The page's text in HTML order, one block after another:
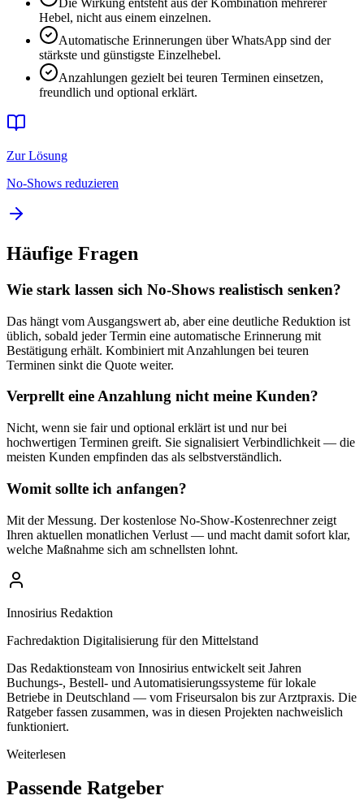
Die Wirkung entsteht aus der Kombination mehrerer
Hebel, nicht aus einem einzelnen.
Automatische Erinnerungen über WhatsApp sind der
stärkste und günstigste Einzelhebel.
Anzahlungen gezielt bei teuren Terminen einsetzen,
freundlich und optional erklärt.
Zur Lösung
No-Shows reduzieren
Häufige Fragen
Wie stark lassen sich No-Shows realistisch senken?
Das hängt vom Ausgangswert ab, aber eine deutliche Reduktion ist
üblich, sobald jeder Termin eine automatische Erinnerung mit
Bestätigung erhält. Kombiniert mit Anzahlungen bei teuren
Terminen sinkt die Quote weiter.
Verprellt eine Anzahlung nicht meine Kunden?
Nicht, wenn sie fair und optional erklärt ist und nur bei
hochwertigen Terminen greift. Sie signalisiert Verbindlichkeit — die
meisten Kunden empfinden das als selbstverständlich.
Womit sollte ich anfangen?
Mit der Messung. Der kostenlose No-Show-Kostenrechner zeigt
Ihren aktuellen monatlichen Verlust — und macht damit sofort klar,
welche Maßnahme sich am schnellsten lohnt.
Innosirius Redaktion
Fachredaktion Digitalisierung für den Mittelstand
Das Redaktionsteam von Innosirius entwickelt seit Jahren
Buchungs-, Bestell- und Automatisierungssysteme für lokale
Betriebe in Deutschland — vom Friseursalon bis zur Arztpraxis. Die
Ratgeber fassen zusammen, was in diesen Projekten nachweislich
funktioniert.
Weiterlesen
Passende Ratgeber